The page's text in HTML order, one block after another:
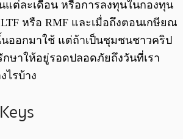
นแต่ละเดือน หรือการลงทุนในกองทุน
หรือ RMF และเมื่อถึงตอนเกษียณ
นออกมาใช้ แต่ถ้าเป็นชุมชนชาวคริป
กษาให้อยู่รอดปลอดภัยถึงวันที่เรา
ไรบ้าง